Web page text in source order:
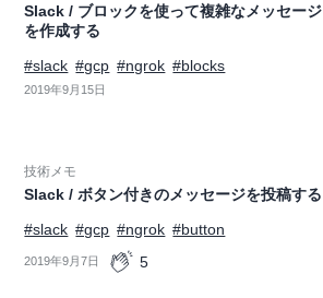
Slack / ブロックを使って複雑なメッセージ
を作成する
#slack #gcp #ngrok #blocks
2019年9月15日
技術メモ
Slack / ボタン付きのメッセージを投稿する
#slack #gcp #ngrok #button
2019年9月7日 5